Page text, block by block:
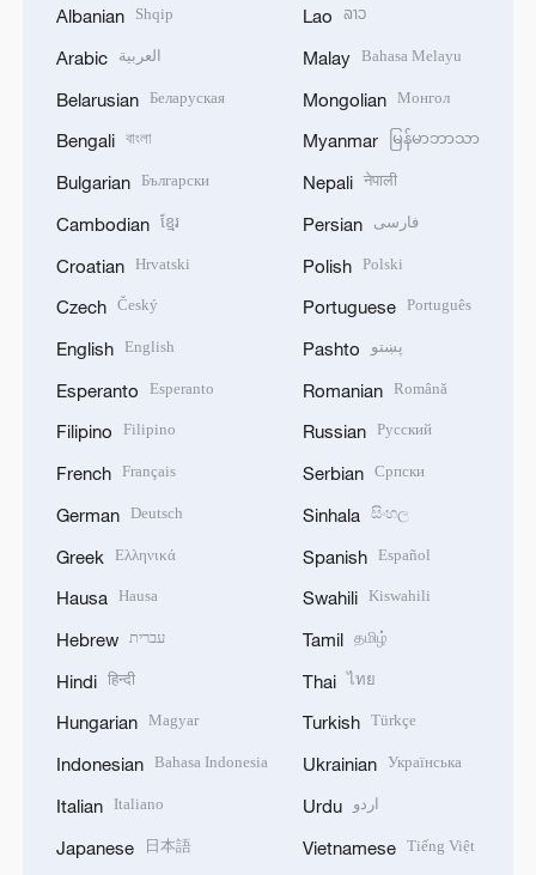
Albanian Shqip
Arabic العربية
Belarusian Беларуская
Bengali বাংলা
Bulgarian Български
Cambodian ខ្មែរ
Croatian Hrvatski
Czech Český
English English
Esperanto Esperanto
Filipino Filipino
French Français
German Deutsch
Greek Ελληνικά
Hausa Hausa
Hebrew עברית
Hindi हिन्दी
Hungarian Magyar
Indonesian Bahasa Indonesia
Italian Italiano
Japanese
日本語
Lao ລາວ
Malay Bahasa Melayu
Mongolian Монгол
Myanmar မြန်မာဘာသာ
Nepali नेपाली
Persian فارسی
Polish Polski
Portuguese Português
Pashto پښتو
Romanian Română
Russian Русский
Serbian Српски
Sinhala සිංහල
Spanish Español
Swahili Kiswahili
Tamil தமிழ்
Thai ไทย
Turkish Türkçe
Ukrainian Українська
Urdu اردو
Vietnamese Tiếng Việt